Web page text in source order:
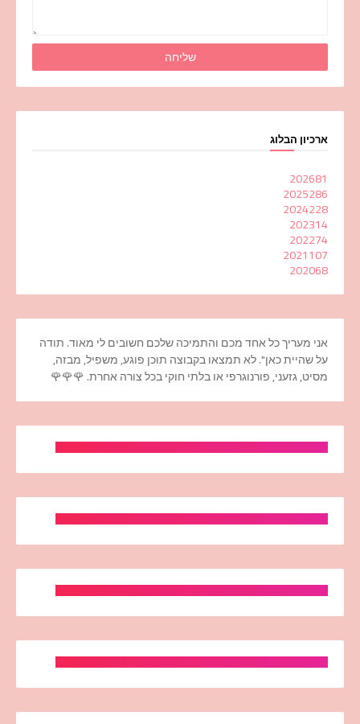
ארכיון הבלוג
202681
2025286
2024228
202314
202274
2021107
202068
אני מעריך כל אחד מכם והתמיכה שלכם חשובים לי מאוד. תודה
על שהיית כאן". לא תמצאו בקבוצה תוכן פוגע, משפיל, מבזה,
מסיט, גזעני, פורנוגרפי או בלתי חוקי בכל צורה אחרת. 🌹🌹🌹